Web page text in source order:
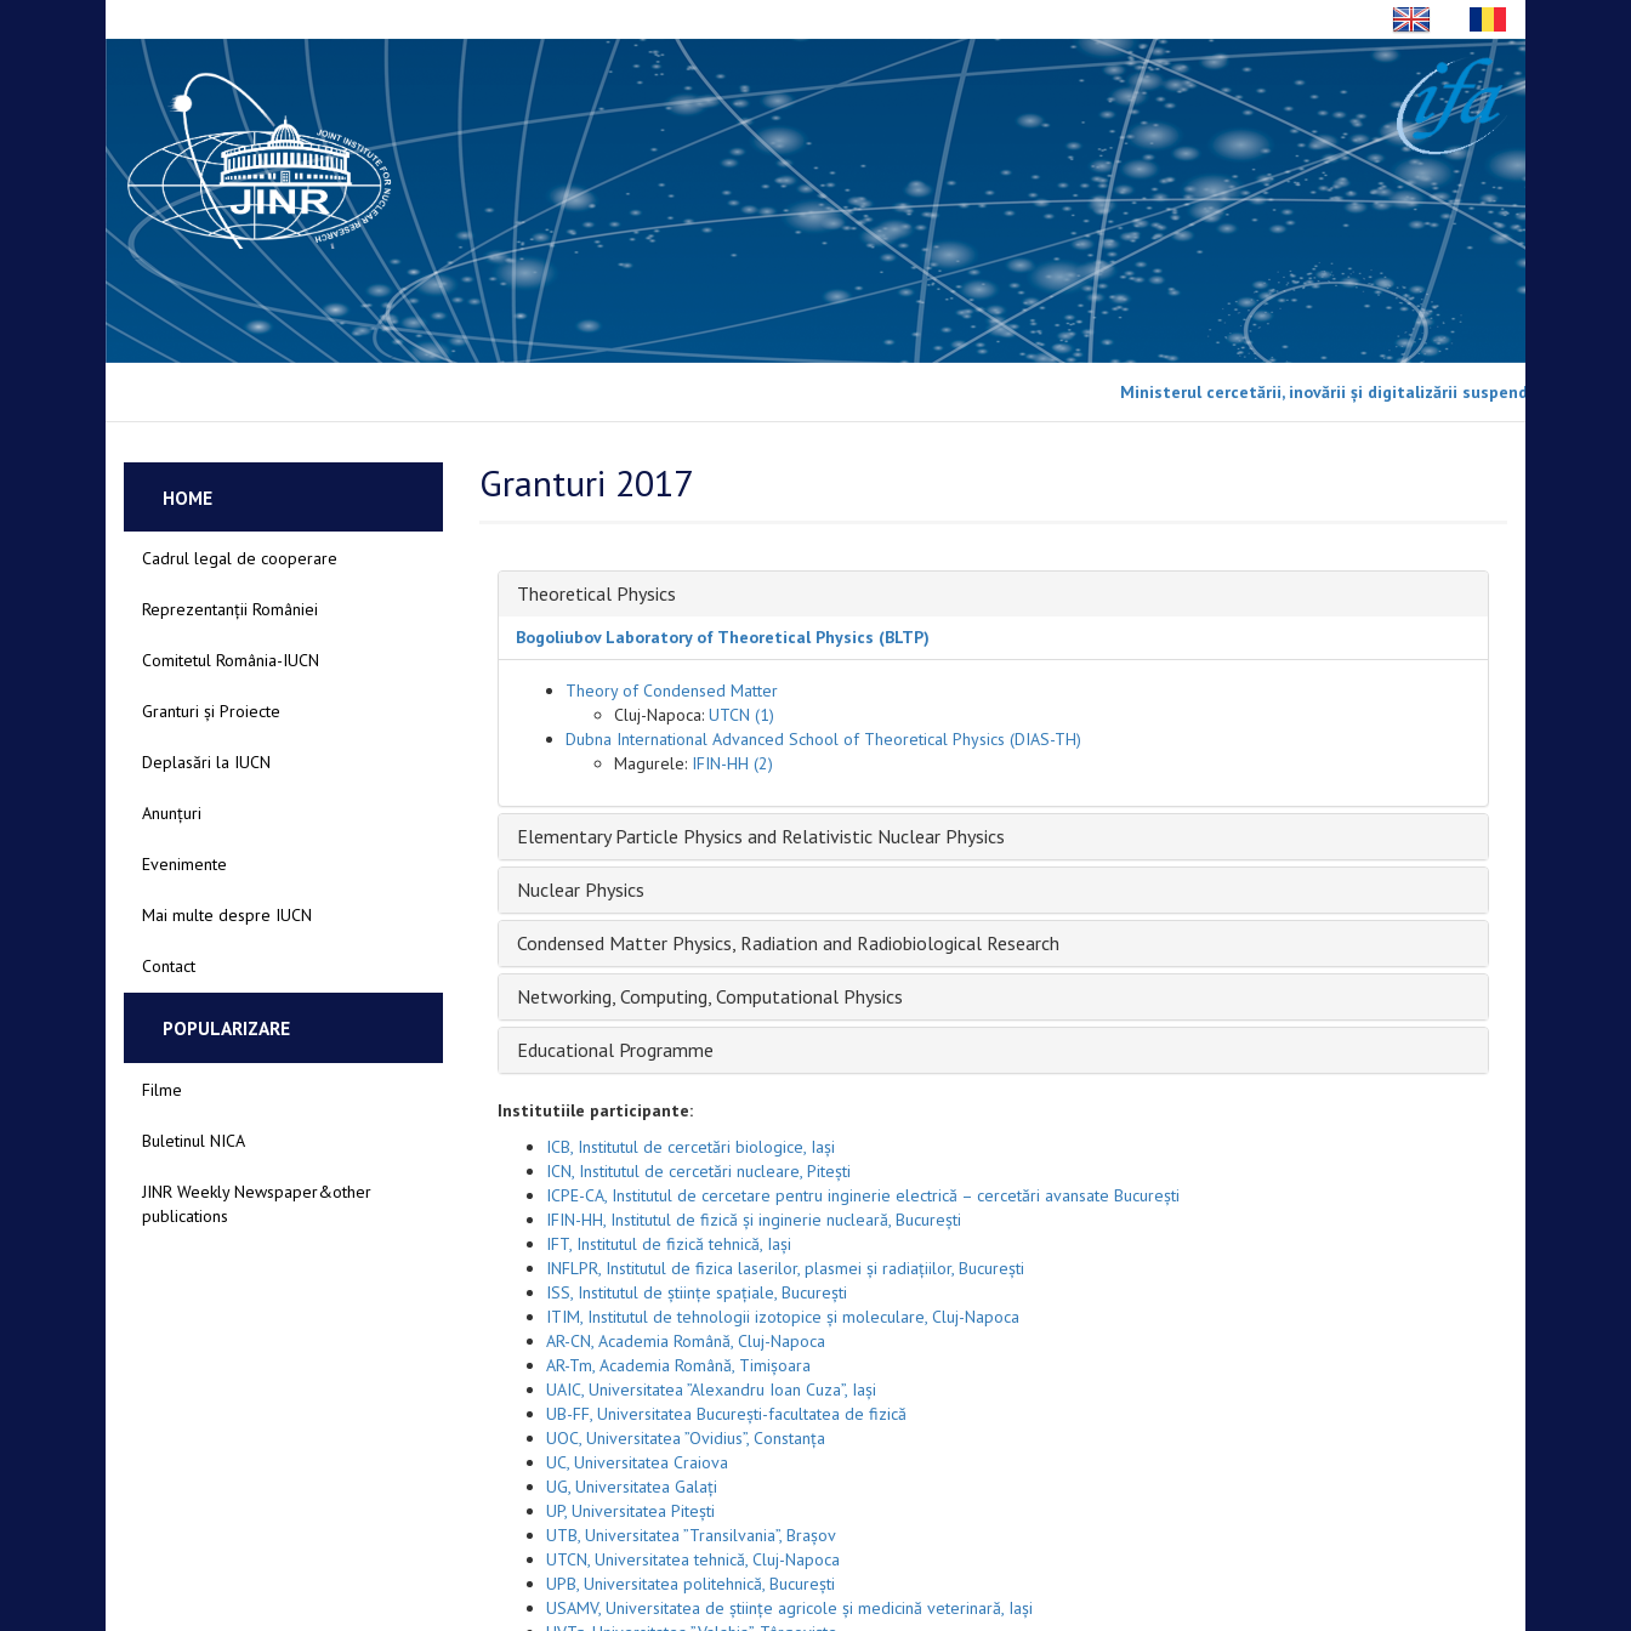
Ministerul cercetării, inovării și digitalizării suspendă participarea
HOME
Cadrul legal de cooperare
Reprezentanții României
Comitetul România-IUCN
Granturi și Proiecte
Deplasări la IUCN
Anunțuri
Evenimente
Mai multe despre IUCN
Contact
POPULARIZARE
Filme
Buletinul NICA
JINR Weekly Newspaper&other
publications
Granturi 2017
Theoretical Physics
Bogoliubov Laboratory of Theoretical Physics (BLTP)
Theory of Condensed Matter
Cluj-Napoca: UTCN (1)
Dubna International Advanced School of Theoretical Physics (DIAS-TH)
Magurele: IFIN-HH (2)
Elementary Particle Physics and Relativistic Nuclear Physics
Nuclear Physics
Condensed Matter Physics, Radiation and Radiobiological Research
Networking, Computing, Computational Physics
Educational Programme
Institutiile participante:
ICB, Institutul de cercetări biologice, Iași
ICN, Institutul de cercetări nucleare, Pitești
ICPE-CA, Institutul de cercetare pentru inginerie electrică – cercetări avansate București
IFIN-HH, Institutul de fizică și inginerie nucleară, București
IFT, Institutul de fizică tehnică, Iași
INFLPR, Institutul de fizica laserilor, plasmei și radiațiilor, București
ISS, Institutul de științe spațiale, București
ITIM, Institutul de tehnologii izotopice și moleculare, Cluj-Napoca
AR-CN, Academia Română, Cluj-Napoca
AR-Tm, Academia Română, Timișoara
UAIC, Universitatea ”Alexandru Ioan Cuza”, Iași
UB-FF, Universitatea București-facultatea de fizică
UOC, Universitatea ”Ovidius”, Constanța
UC, Universitatea Craiova
UG, Universitatea Galați
UP, Universitatea Pitești
UTB, Universitatea ”Transilvania”, Brașov
UTCN, Universitatea tehnică, Cluj-Napoca
UPB, Universitatea politehnică, București
USAMV, Universitatea de științe agricole și medicină veterinară, Iași